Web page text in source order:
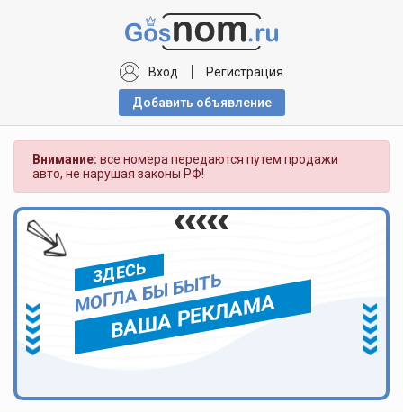
Вход Регистрация
Добавить объявлениe
Внимание: все номера передаются путем продажи
авто, не нарушая законы РФ!
ЗДЕСЬ
МОГЛА БЫ БЫТЬ
ВАША РЕКЛАМА